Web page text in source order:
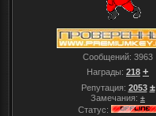
Сообщений: 3963
Награды: 218 +
Репутация: 2053 ±
Замечания: ±
Статус: